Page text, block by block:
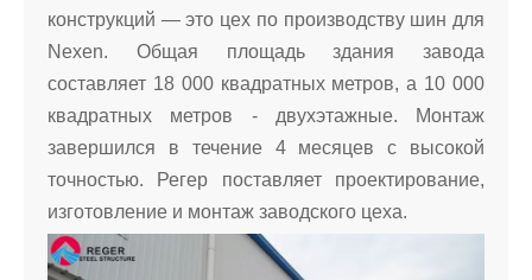
конструкций — это цех по производству шин для
Nexen. Общая площадь здания завода
составляет 18 000 квадратных метров, а 10 000
квадратных метров - двухэтажные. Монтаж
завершился в течение 4 месяцев с высокой
точностью. Регер поставляет проектирование,
изготовление и монтаж заводского цеха.